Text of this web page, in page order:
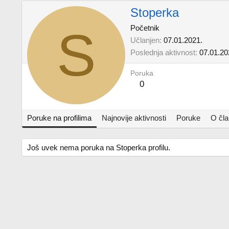
S
Stoperka
Početnik
Učlanjen 07.01.2021.
Poslednja aktivnost
Poruka
0
Poruke na profilima Najnovije aktivnosti Poruke O
Još uvek nema poruka na Stoperka profilu.